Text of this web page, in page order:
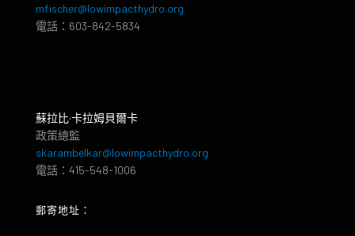
mfischer@lowimpacthydro.org
電話：603-842-5834
蘇拉比·卡拉姆貝爾卡
政策總監
skarambelkar@lowimpacthydro.org
電話：415-548-1006
郵寄地址：